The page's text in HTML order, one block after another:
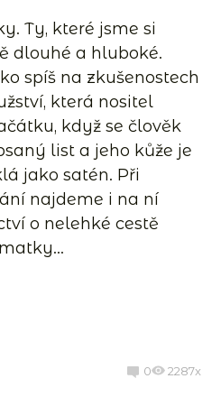
Ty, které jsme si
dlouhé a hluboké.
spíš na zkušenostech
která nositel
když se člověk
list a jeho kůže je
jako satén. Při
najdeme i na ní
o nelehké cestě
0 2287x